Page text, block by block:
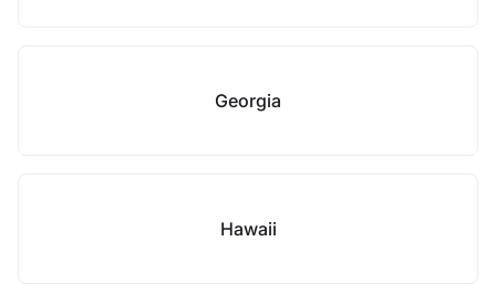
Georgia
Hawaii